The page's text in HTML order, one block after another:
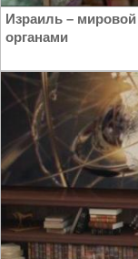
Израиль –
органами